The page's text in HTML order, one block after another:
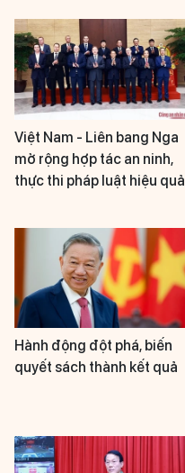
Việt Nam - Liên bang Nga
mở rộng hợp tác an ninh,
thực thi pháp luật hiệu quả
Hành động đột phá, biến
quyết sách thành kết quả